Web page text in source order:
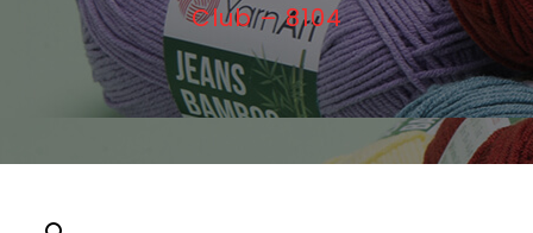
Club – 8104